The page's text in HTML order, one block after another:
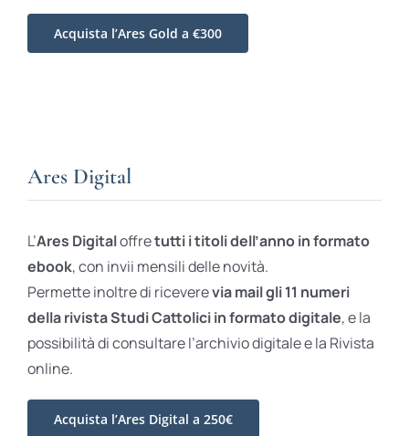
Acquista l’Ares Gold a €300
Ares Digital
L’Ares Digitaloffretutti i titoli dell’anno in formato
ebook, con invii mensili delle novità.
Permette inoltre di riceverevia mail gli 11 numeri
della rivista Studi Cattolici in formato digitale, e la
possibilità di consultare l’archivio digitale e la Rivista
online.
Acquista l’Ares Digital a 250€